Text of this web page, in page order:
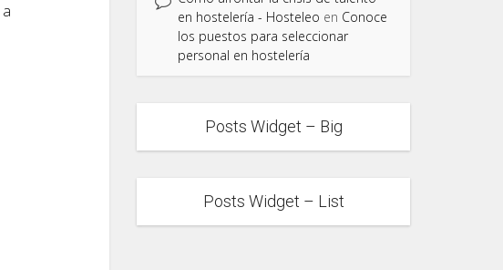
a
en hostelería - Hosteleo en Conoce
los puestos para seleccionar
personal en hostelería
Posts Widget – Big
Posts Widget – List